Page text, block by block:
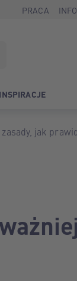
PRACA
INSPIRACJE
jak